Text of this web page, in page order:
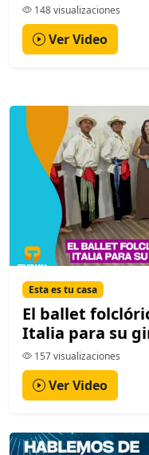
148 visualizaciones
Ver Video
Esta es tu casa
El ballet
Italia para su
157 visualizaciones
Ver Video